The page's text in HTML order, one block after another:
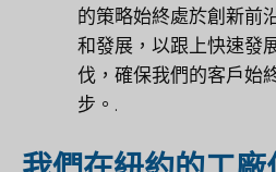
的策略始終處於創新前
和發展，以跟上快速發
伐，確保我們的客戶始
步。.